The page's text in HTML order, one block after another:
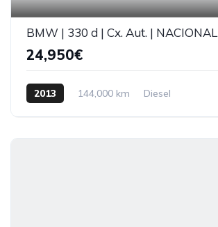
BMW | 330 d | Cx. Aut. | NACIONAL
24,950€
2013 144,000 km Diesel